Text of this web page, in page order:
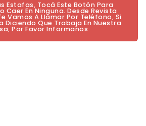
Estafas, Tocá Este Botón Para
Caer En Ninguna. Desde Revista
Vamos A Llamar Por Teléfono, Si
Diciendo Que Trabaja En Nuestra
Por Favor Informanos